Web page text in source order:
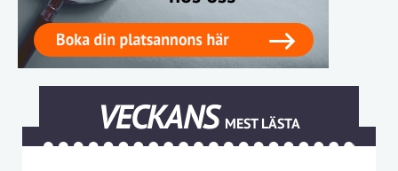
VECKANS MEST LÄSTA